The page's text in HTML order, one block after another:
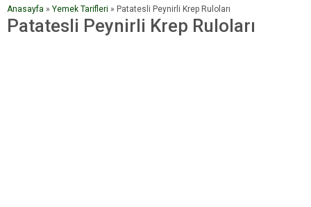
Anasayfa » Yemek Tarifleri » Patatesli Peynirli Krep Ruloları
Patatesli Peynirli Krep Ruloları